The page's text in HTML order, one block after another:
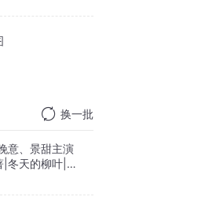
换一批
意、景甜主演
|冬天的柳叶|尘
下领衔|多人